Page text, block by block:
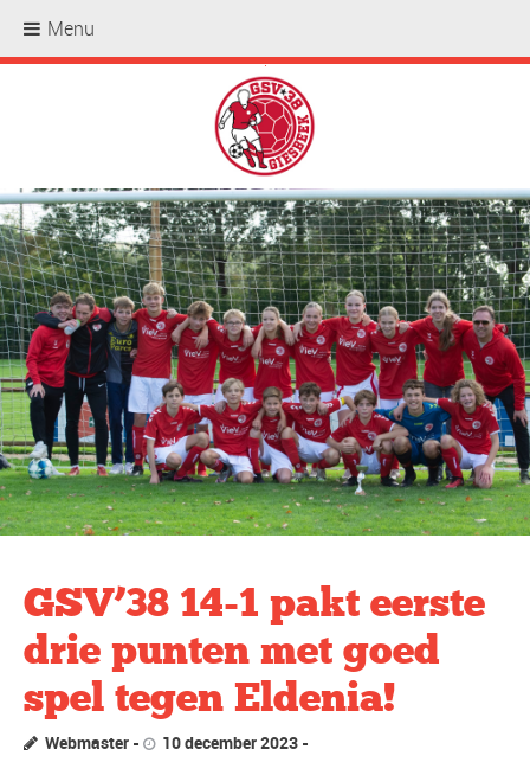
.
GSV’38 14-1 pakt eerste
drie punten met goed
spel tegen Eldenia!
Webmaster 10 december 2023
Menu